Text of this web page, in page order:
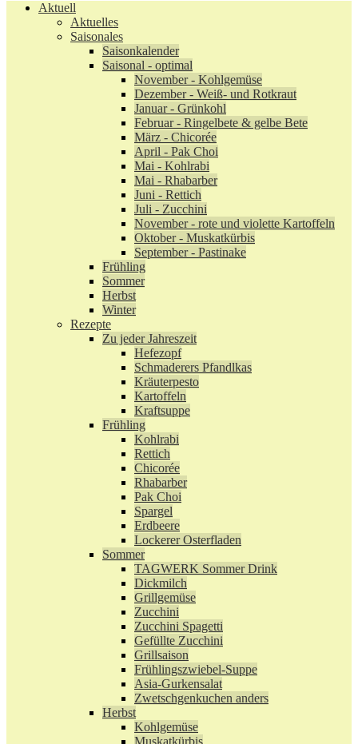
Aktuell
Aktuelles
Saisonales
Saisonkalender
Saisonal - optimal
November - Kohlgemüse
Dezember - Weiß- und Rotkraut
Januar - Grünkohl
Februar - Ringelbete & gelbe Bete
März - Chicorée
April - Pak Choi
Mai - Kohlrabi
Mai - Rhabarber
Juni - Rettich
Juli - Zucchini
November - rote und violette Kartoffeln
Oktober - Muskatkürbis
September - Pastinake
Frühling
Sommer
Herbst
Winter
Rezepte
Zu jeder Jahreszeit
Hefezopf
Schmaderers Pfandlkas
Kräuterpesto
Kartoffeln
Kraftsuppe
Frühling
Kohlrabi
Rettich
Chicorée
Rhabarber
Pak Choi
Spargel
Erdbeere
Lockerer Osterfladen
Sommer
TAGWERK Sommer Drink
Dickmilch
Grillgemüse
Zucchini
Zucchini Spagetti
Gefüllte Zucchini
Grillsaison
Frühlingszwiebel-Suppe
Asia-Gurkensalat
Zwetschgenkuchen anders
Herbst
Kohlgemüse
Muskatkürbis